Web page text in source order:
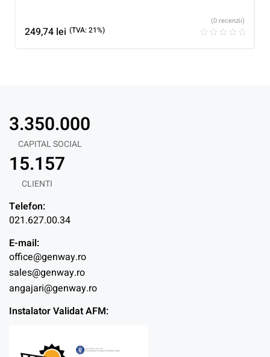
249,74 lei (TVA: 21%)
(0 recenzii)
CAPITAL SOCIAL
3.350.000
CLIENTI
15.157
Telefon:
021.627.00.34
E-mail:
office@genway.ro
sales@genway.ro
angajari@genway.ro
Instalator Validat AFM: